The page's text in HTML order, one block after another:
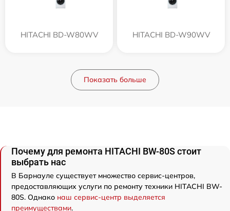
HITACHI BD-W80WV HITACHI BD-W90WV
Показать больше
Почему для ремонта HITACHI BW-80S стоит
выбрать нас
В Барнауле существует множество сервис-центров,
предоставляющих услуги по ремонту техники HITACHI BW-
80S. Однако наш сервис-центр выделяется
преимуществами.